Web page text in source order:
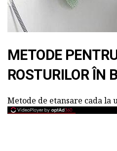
METODE
ROSTURILOR ÎN
Metode de etansare cada la